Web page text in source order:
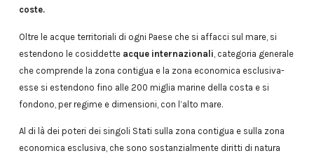
coste.
Oltre le acque territoriali di ogni Paese che si affacci sul mare, si
estendono le cosiddette acque internazionali , categoria generale
che comprende la zona contigua e la zona economica esclusiva-
esse si estendono fino alle 200 miglia marine della costa e si
fondono, per regime e dimensioni, con l’alto mare.
Al di là dei poteri dei singoli Stati sulla zona contigua e sulla zona
economica esclusiva, che sono sostanzialmente diritti di natura